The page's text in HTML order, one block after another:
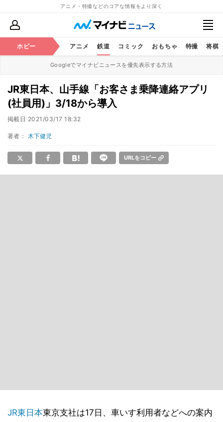
アニメ・特撮などのコアな情報をより深く
ホビー アニメ 鉄道 コミック おもちゃ 特撮 将棋
Googleでマイナビニュースを優先表示する方法
JR東日本、山手線「お客さま乗降連絡アプリ
(社員用)」3/18から導入
掲載日 2021/03/17 18:32
著者： 木下健児
URLをコピー
JR東日本東京支社は17日、車いす利用者などへの案内